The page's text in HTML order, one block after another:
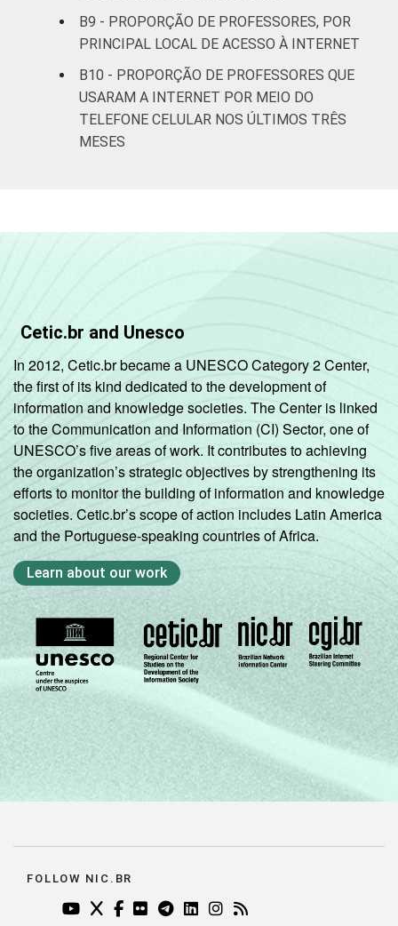
Fundamental
8ª série / 9º
ano do
Ensino
87
2015.
B9 - PROPORÇÃO DE PROFESSORES, POR
PRINCIPAL LOCAL DE ACESSO À INTERNET
B10 - PROPORÇÃO DE PROFESSORES QUE
USARAM A INTERNET POR MEIO DO
TELEFONE CELULAR NOS ÚLTIMOS TRÊS
MESES
Cetic.br and Unesco
In 2012, Cetic.br became a UNESCO Category 2 Center,
the first of its kind dedicated to the development of
information and knowledge societies. The Center is linked
to the Communication and Information (CI) Sector, one of
UNESCO’s five areas of work. It contributes to achieving
the organization’s strategic objectives by strengthening its
efforts to monitor the building of information and knowledge
societies. Cetic.br’s scope of action includes Latin America
and the Portuguese-speaking countries of Africa.
Learn about our work
FOLLOW NIC.BR
YOUTUBE DO NIC.BR (ABRE EM NOVA ABA)
TWITTER DO NIC.BR (ABRE EM NOVA ABA)
FACEBOOK DO NIC.BR (ABRE EM NOVA
FLICKR DO NIC.BR (ABRE EM NOVA
TELEGRAM DO NIC.BR (ABRE EM
LINKEDIN DO NIC.BR (ABRE
INSTAGRAM DO NIC.BR
RSS DO NIC.BR (ABRE